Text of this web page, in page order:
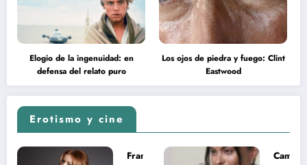
Elogio de la ingenuidad: en
defensa del relato puro
Los ojos de piedra y fuego: Clint
Eastwood
Erotismo y cine
Francesca
Camila